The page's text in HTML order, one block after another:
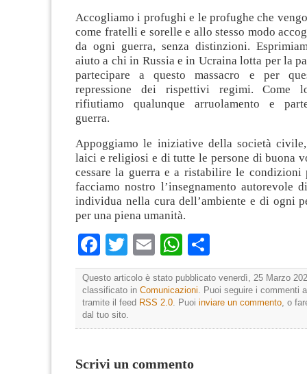
Accogliamo i profughi e le profughe che
come fratelli e sorelle e allo stesso modo
da ogni guerra, senza distinzioni.
aiuto a chi in Russia e in Ucraina lotta per la
partecipare a questo massacro e per
repressione dei rispettivi regimi. Come
rifiutiamo qualunque arruolamento e
guerra.
Appoggiamo le iniziative della società
laici e religiosi e di tutte le persone di buona
cessare la guerra e a ristabilire le
facciamo nostro l’insegnamento autorevole
individua nella cura dell’ambiente e di ogni
per una piena umanità.
Facebook
TwitterEmailWhatsApp
Questo articolo è stato pubblicato venerdì, 25 Marzo
classificato in Comunicazioni . Puoi seguire i commenti
tramite il feed RSS 2.0 . Puoi inviare un commento , o
dal tuo sito.
Scrivi un commento